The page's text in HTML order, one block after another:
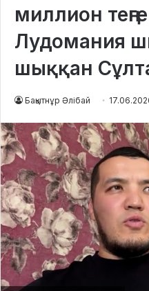
миллион
Лудомания
шыққан
Бақытнұр Әлібай